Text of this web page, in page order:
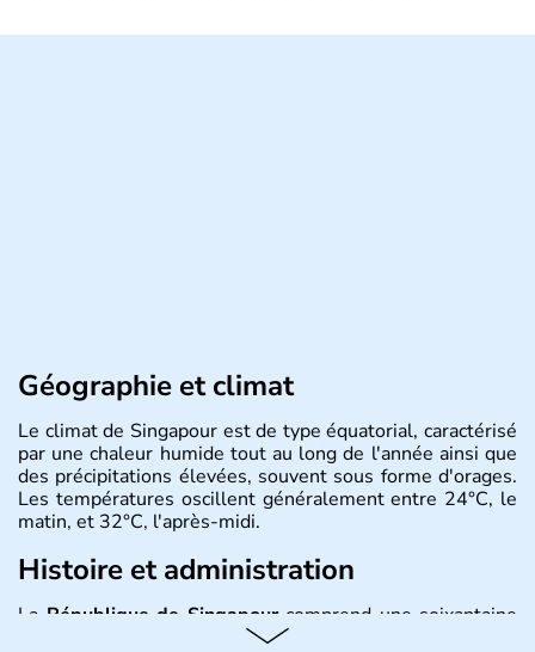
Géographie et climat
Le climat de Singapour est de type équatorial, caractérisé
par une chaleur humide tout au long de l'année ainsi que
des précipitations élevées, souvent sous forme d'orages.
Les températures oscillent généralement entre 24°C, le
matin, et 32°C, l'après-midi.
Histoire et administration
La République de Singapour comprend une soixantaine
d’îles dont la principale estPulau Ujong